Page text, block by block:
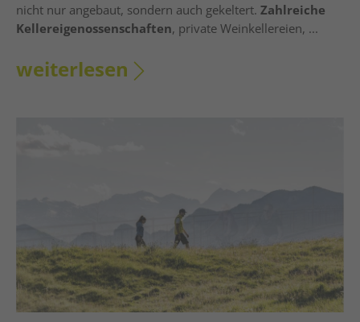
nicht nur angebaut, sondern auch gekeltert. Zahlreiche
Kellereigenossenschaften, private Weinkellereien, ...
weiterlesen